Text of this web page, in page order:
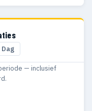
24
Dag
— inclusief